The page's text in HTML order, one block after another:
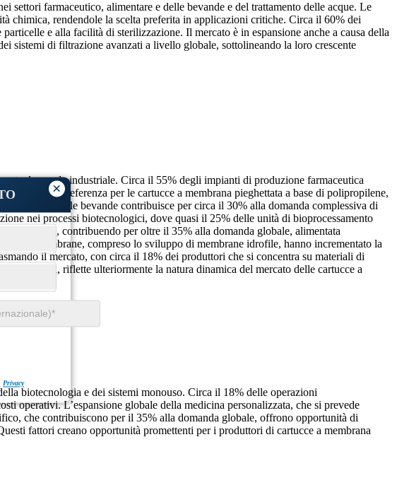
×
Privacy
settori farmaceutico, alimentare e delle bevande e del trattamento delle acque. Le
chimica, rendendole la scelta preferita in applicazioni critiche. Circa il 60% dei
e alla facilità di sterilizzazione. Il mercato è in espansione anche a causa della
sistemi di filtrazione avanzati a livello globale, sottolineando la loro crescente
domanda industriale. Circa il 55% degli impianti di produzione farmaceutica
crescente preferenza per le cartucce a membrana pieghettata a base di polipropilene,
e delle bevande contribuisce per circa il 30% alla domanda complessiva di
nei processi biotecnologici, dove quasi il 25% delle unità di bioprocessamento
contribuendo per oltre il 35% alla domanda globale, alimentata
delle membrane, compreso lo sviluppo di membrane idrofile, hanno incrementato la
il mercato, con circa il 18% dei produttori che si concentra su materiali di
riflette ulteriormente la natura dinamica del mercato delle cartucce a
biotecnologia e dei sistemi monouso. Circa il 18% delle operazioni
operativi. L’espansione globale della medicina personalizzata, che si prevede
che contribuiscono per il 35% alla domanda globale, offrono opportunità di
fattori creano opportunità promettenti per i produttori di cartucce a membrana